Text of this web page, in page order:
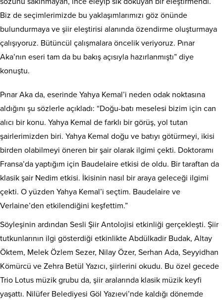
Biz de seçimlerimizde bu yaklaşımlarımızı göz önünde
bulundurmaya ve şiir eleştirisi alanında özendirme oluşturmaya
çalışıyoruz. Bütüncül çalışmalara öncelik veriyoruz. Pınar
Aka’nın eseri tam da bu bakış açısıyla hazırlanmıştı” diye
konuştu.
Pınar Aka da, eserinde Yahya Kemal’i neden odak noktasına
aldığını şu sözlerle açıkladı: “Doğu-batı meselesi bizim için can
alıcı bir konu. Yahya Kemal de farklı bir görüş, yol tutan
şairlerimizden biri. Yahya Kemal doğu ve batıyı götürmeyi, ikisi
birden olabilmeyi öneren bir şair olarak ilgimi çekti. Doktoramı
Fransa’da yaptığım için Baudelaire etkisi de oldu. Bir taraftan da
klasik şair Nedim etkisi. İkisinin nasıl bir araya geleceği ilgimi
çekti. O yüzden Yahya Kemal’i seçtim. Baudelaire ve
Verlaine’den etkilendiğini keşfettim.”
Söyleşinin ardından Sesli Şiir Antolojisi etkinliği gerçekleşti. Şiir
tutkunlarının ilgi gösterdiği etkinlikte Abdülkadir Budak, Altay
Öktem, Melek Özlem Sezer, Nilay Özer, Serhan Ada, Seyyidhan
Kömürcü ve Zehra Betül Yazıcı, şiirlerini okudu. Bu özel gecede
Trio Lotus müzik grubu da, şiir aralarında klasik müzik keyfi
yaşattı. Nilüfer Belediyesi Göl Yazıevi’nde kaldığı dönemde